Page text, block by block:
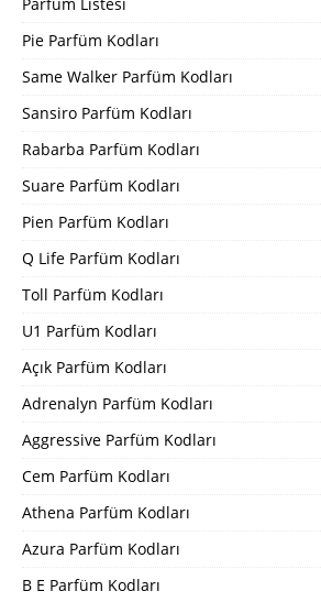
Pie Parfüm Kodları
Same Walker Parfüm Kodları
Sansiro Parfüm Kodları
Rabarba Parfüm Kodları
Suare Parfüm Kodları
Pien Parfüm Kodları
Q Life Parfüm Kodları
Toll Parfüm Kodları
U1 Parfüm Kodları
Açık Parfüm Kodları
Adrenalyn Parfüm Kodları
Aggressive Parfüm Kodları
Cem Parfüm Kodları
Athena Parfüm Kodları
Azura Parfüm Kodları
B E Parfüm Kodları